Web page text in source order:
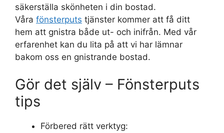
säkerställa skönheten i din bostad.
Våra fönsterputs tjänster kommer att få ditt
hem att gnistra både ut- och inifrån. Med vår
erfarenhet kan du lita på att vi har lämnar
bakom oss en gnistrande bostad.
Gör det själv – Fönsterputs
tips
Förbered rätt verktyg: